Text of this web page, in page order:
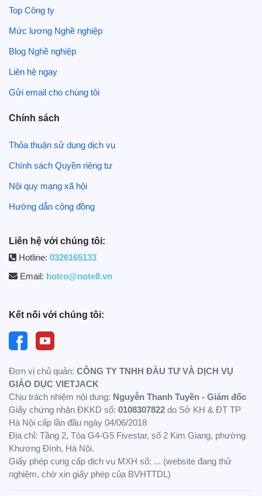
Top Công ty
Mức lương Nghề nghiệp
Blog Nghề nghiệp
Liên hệ ngay
Gửi email cho chúng tôi
Chính sách
Thỏa thuận sử dụng dịch vụ
Chính sách Quyền riêng tư
Nội quy mạng xã hội
Hướng dẫn cộng đồng
Liên hệ với chúng tôi:
Hotline: 0326165133
Email: hotro@note8.vn
Kết nối với chúng tôi:
Đơn vị chủ quản: CÔNG TY TNHH ĐẦU TƯ VÀ DỊCH VỤ
GIÁO DỤC VIETJACK
Chịu trách nhiệm nội dung: Nguyễn Thanh Tuyền - Giám đốc
Giấy chứng nhận ĐKKD số: 0108307822 do Sở KH & ĐT TP
Hà Nội cấp lần đầu ngày 04/06/2018
Địa chỉ: Tầng 2, Tòa G4-G5 Fivestar, số 2 Kim Giang, phường
Khương Đình, Hà Nội.
Giấy phép cung cấp dịch vụ MXH số: ... (website đang thử
nghiệm, chờ xin giấy phép của BVHTTDL)